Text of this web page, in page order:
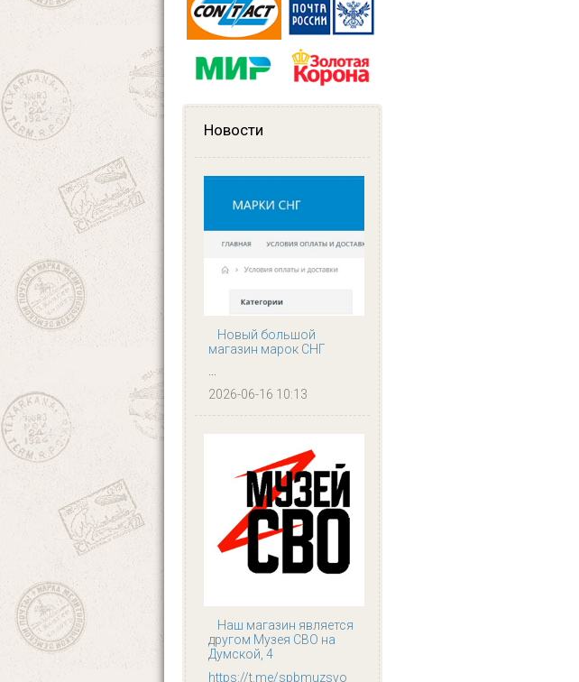
Новости
Новый большой
магазин марок СНГ
...
2026-06-16 10:13
Наш магазин является
другом Музея СВО на
Думской, 4
https://t.me/spbmuzsvo